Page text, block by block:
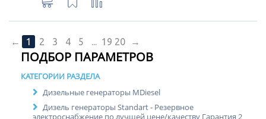
← 1 2 3 4 5 ... 19 20 →
ПОДБОР ПАРАМЕТРОВ
КАТЕГОРИИ РАЗДЕЛА
Дизельные генераторы MDiesel
Дизель генераторы Standart - Резервное
электроснабжение по лучшей цене/качеству Гарантия 2